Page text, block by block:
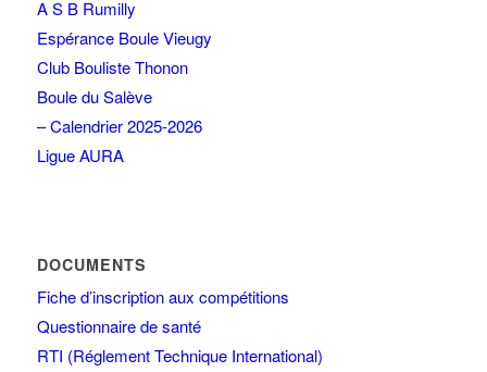
A S B Rumilly
Espérance Boule Vieugy
Club Bouliste Thonon
Boule du Salève
– Calendrier 2025-2026
Ligue AURA
DOCUMENTS
Fiche d’inscription aux compétitions
Questionnaire de santé
RTI (Réglement Technique International)